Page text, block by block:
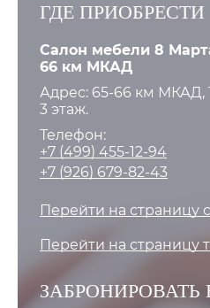
ГДЕ ПРИОБРЕСТИ
Салон мебели 8
66 км МКАД
Адрес: 65-66 км МКАД,
3 этаж.
Телефон:
+7 (499) 455-12-94
+7 (926) 679-82-43
Перейти на страницу
Перейти на страницу
ЗАБРОНИРОВАТЬ